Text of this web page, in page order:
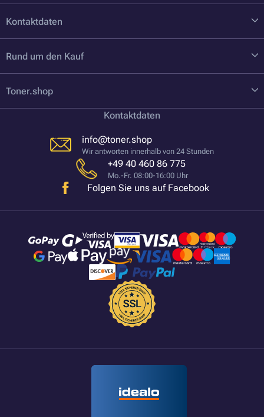
Kontaktdaten
Rund um den Kauf
Toner.shop
Kontaktdaten
info@toner.shop
Wir antworten innerhalb von 24 Stunden
+49 40 460 86 775
Mo.-Fr. 08:00-16:00 Uhr
Folgen Sie uns auf Facebook